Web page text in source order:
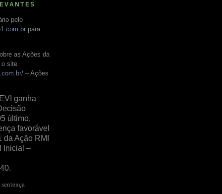
pelo
para
as Ações da
o site
– Ações
ganha
último,
favorável
da Ação RMI
Inicial –